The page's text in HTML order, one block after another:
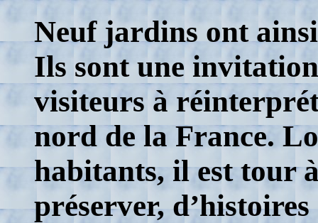
Neuf jardins ont
Ils sont une
visiteurs à
nord de la France.
habitants, il est tour
préserver,